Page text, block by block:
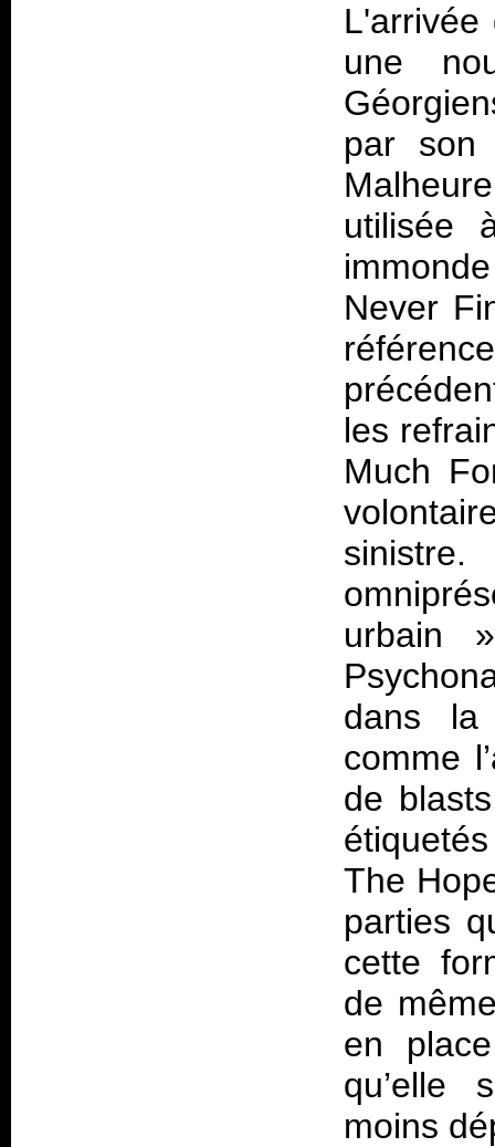
L'arrivée
une
par son
utilisée
Never
les
Much
urbain
dans la
comme
de
The
parties
cette
de
en
qu’elle
moins